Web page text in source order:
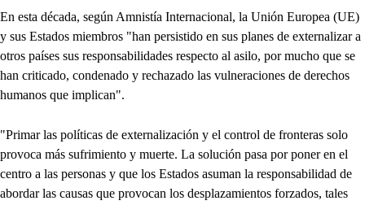
En esta década, según Amnistía Internacional, la Unión Europea (UE)
y sus Estados miembros "han persistido en sus planes de externalizar a
otros países sus responsabilidades respecto al asilo, por mucho que se
han criticado, condenado y rechazado las vulneraciones de derechos
humanos que implican".
"Primar las políticas de externalización y el control de fronteras solo
provoca más sufrimiento y muerte. La solución pasa por poner en el
centro a las personas y que los Estados asuman la responsabilidad de
abordar las causas que provocan los desplazamientos forzados, tales